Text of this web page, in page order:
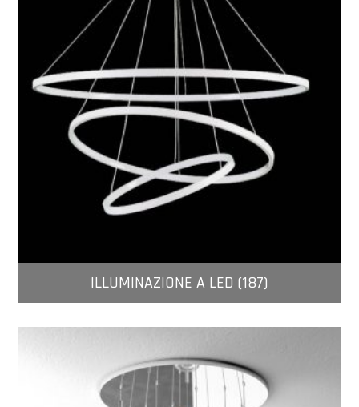
ILLUMINAZIONE A LED (187)